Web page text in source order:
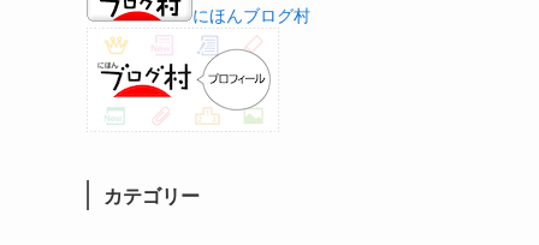
にほんブログ村
カテゴリー